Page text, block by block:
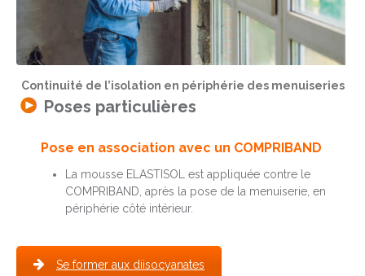
Continuité de l’isolation en périphérie des menuiseries
Poses particulières
Pose en association avec un COMPRIBAND
La mousse ELASTISOL est appliquée contre le
COMPRIBAND, après la pose de la menuiserie, en
périphérie côté intérieur.
Se former aux diisocyanates